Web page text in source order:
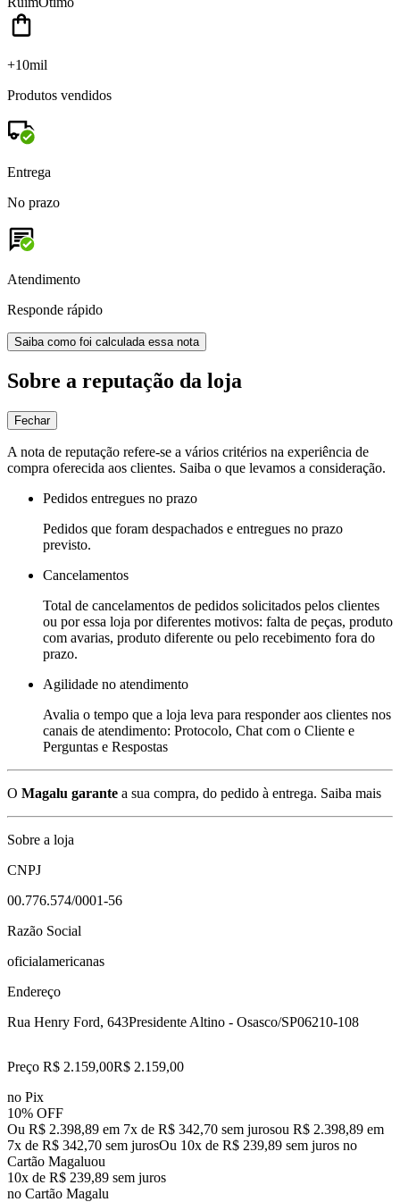
+10mil
Produtos vendidos
Entrega
No prazo
Atendimento
Responde rápido
Saiba como foi calculada essa nota
Sobre a reputação da loja
Fechar
A nota de reputação refere-se a vários critérios na experiência de
compra oferecida aos clientes. Saiba o que levamos a consideração.
Pedidos entregues no prazo
Pedidos que foram despachados e entregues no prazo
previsto.
Cancelamentos
Total de cancelamentos de pedidos solicitados pelos clientes
ou por essa loja por diferentes motivos: falta de peças, produto
com avarias, produto diferente ou pelo recebimento fora do
prazo.
Agilidade no atendimento
Avalia o tempo que a loja leva para responder aos clientes nos
canais de atendimento: Protocolo, Chat com o Cliente e
Perguntas e Respostas
O Magalu garante a sua compra, do pedido à entrega. Saiba mais
Sobre a loja
CNPJ
00.776.574/0001-56
Razão Social
oficialamericanas
Endereço
Rua Henry Ford, 643Presidente Altino - Osasco/SP06210-108
Preço R$ 2.159,00R$ 2.159,00
no Pix
10% OFF
Ou R$ 2.398,89 em 7x de R$ 342,70 sem jurosou R$ 2.398,89 em
7x de R$ 342,70 sem jurosOu 10x de R$ 239,89 sem juros no
Cartão Magaluou
10x de R$ 239,89 sem juros
no Cartão Magalu